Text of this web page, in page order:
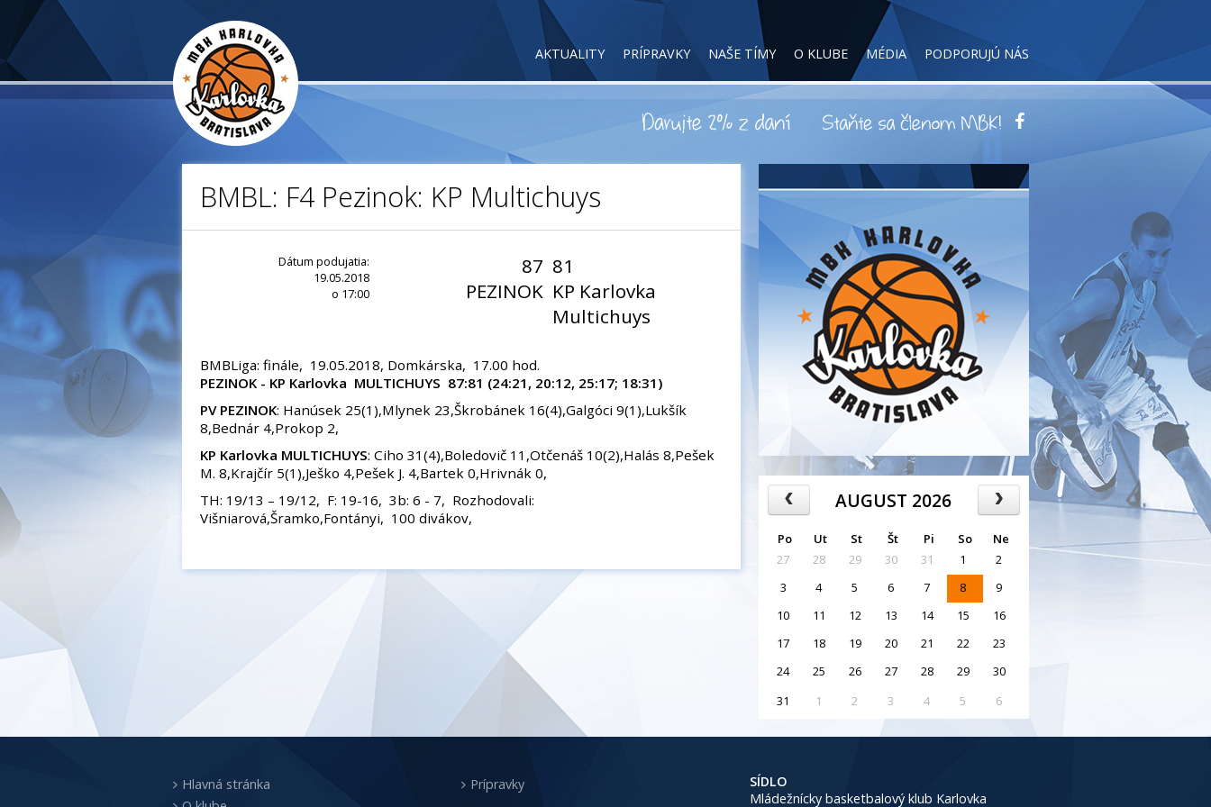
AKTUALITY PRÍPRAVKY NAŠE TÍMY O KLUBE MÉDIA PODPORUJÚ NÁS
BMBL: F4 Pezinok: KP Multichuys
Dátum podujatia:
19.05.2018
o 17:00
87
PEZINOK
81
KP Karlovka
Multichuys
BMBLiga: finále, 19.05.2018, Domkárska, 17.00 hod.
PEZINOK - KP Karlovka MULTICHUYS 87:81 (24:21, 20:12, 25:17; 18:31)
PV PEZINOK: Hanúsek 25(1),Mlynek 23,Škrobánek 16(4),Galgóci 9(1),Lukšík
8,Bednár 4,Prokop 2,
KP Karlovka MULTICHUYS: Ciho 31(4),Boledovič 11,Otčenáš 10(2),Halás 8,Pešek
M. 8,Krajčír 5(1),Ješko 4,Pešek J. 4,Bartek 0,Hrivnák 0,
TH: 19/13 – 19/12, F: 19-16, 3b: 6 - 7, Rozhodovali:
Višniarová,Šramko,Fontányi, 100 divákov,
AUGUST 2026
Po Ut St Št Pi So
Ne
27
28 29 30 31 1
2
3
4 5 6 7 8
9
10
11 12 13 14 15
16
17
18 19 20 21 22
23
24
25 26 27 28 29
30
31
1 2 3 4 5 6
Hlavná stránka
Prípravky
SÍDLO
Mládežnícky basketbalový klub Karlovka